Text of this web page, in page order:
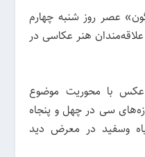
عصر روز شنبه چهارم
و علاقه‌مندان هنر عکاسی در
32 قطعه عکس با محوریت موضوع
سی در چهل و پنجاه
وسفید در معرض دید